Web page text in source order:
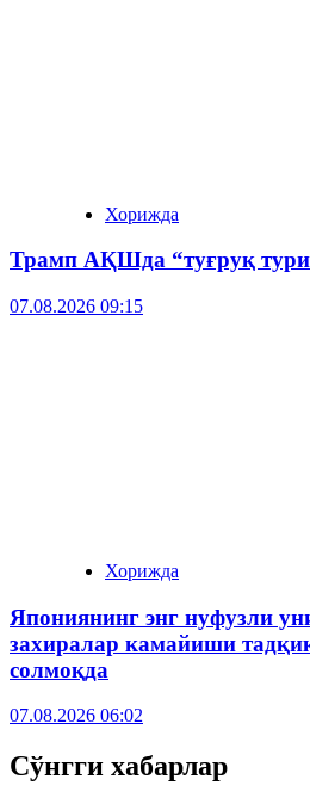
Хорижда
Трамп АҚШда “туғруқ
07.08.2026 09:15
Хорижда
Япониянинг энг нуфузли
захиралар камайиши
солмоқда
07.08.2026 06:02
Сўнгги хабарлар